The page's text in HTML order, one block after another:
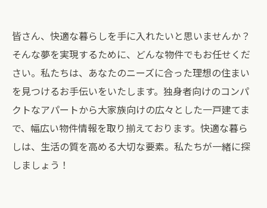
皆さん、快適な暮らしを手に入れたいと思いませんか？
そんな夢を実現するために、どんな物件でもお任せくだ
さい。私たちは、あなたのニーズに合った理想の住まい
を見つけるお手伝いをいたします。独身者向けのコンパ
クトなアパートから大家族向けの広々とした一戸建てま
で、幅広い物件情報を取り揃えております。快適な暮ら
しは、生活の質を高める大切な要素。私たちが一緒に探
しましょう！